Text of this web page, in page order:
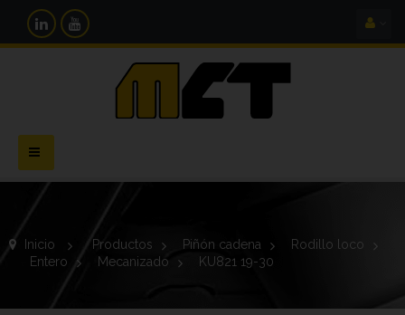
Navegación
Toggle
Inicio > Productos > Piñón cadena >
Rodillo loco
Entero > Mecanizado > KU821 19-30